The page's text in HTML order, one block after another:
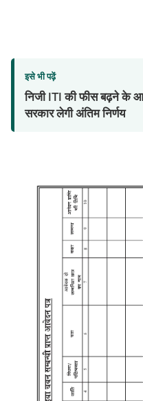
इसे भी पढ़ें
निजी ITI की फीस बढ़ने के
सरकार लेगी अंतिम निर्णय